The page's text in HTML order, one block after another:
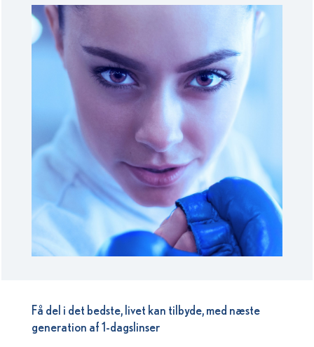
Få del i det bedste, livet kan tilbyde, med næste
generation af 1-dagslinser